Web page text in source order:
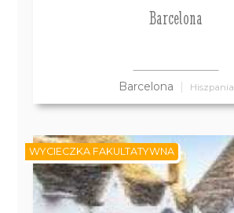
Barcelona
Barcelona Hiszpania
WYCIECZKA FAKULTATYWNA